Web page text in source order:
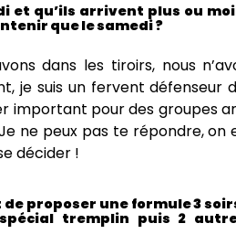
et qu’ils arrivent plus ou
que le samedi ?
dans les tiroirs, nous
je suis un fervent défenseur
important pour des groupes
ne peux pas te répondre, on
décider !
proposer une formule 3
tremplin puis 2